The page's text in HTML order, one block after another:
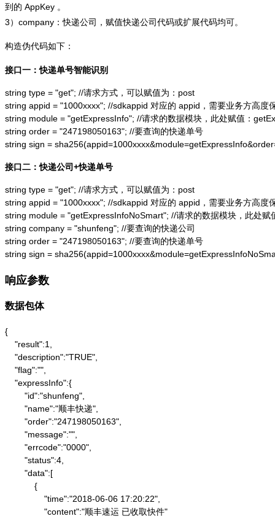
到的 AppKey 。
3）company：快递公司，赋值快递公司代码或扩展代码均可。
构造伪代码如下：
接口一：快递单号智能识别
string type = "get"; //请求方式，可以赋值为：post
string appid = "1000xxxx"; //sdkappid 对应的 appid，需要业务方高度
string module = "getExpressInfo"; //请求的数据模块，此处赋值：
string order = "247198050163"; //要查询的快递单号
string sign =
接口二：快递公司+快递单号
string type = "get"; //请求方式，可以赋值为：post
string appid = "1000xxxx"; //sdkappid 对应的 appid，需要业务方高度
string module = "getExpressInfoNoSmart"; //请求的数据模块，此处赋
string company = "shunfeng"; //要查询的快递公司
string order = "247198050163"; //要查询的快递单号
string sign =
响应参数
数据包体
{
    "result":1,
    "description":"TRUE",
    "flag":"",
    "expressInfo":{
        "id":"shunfeng",
        "name":"顺丰快递",
        "order":"247198050163",
        "message":"",
        "errcode":"0000",
        "status":4,
        "data":[
            {
                "time":"2018-06-06 17:20:22",
                "content":"顺丰速运 已收取快件"